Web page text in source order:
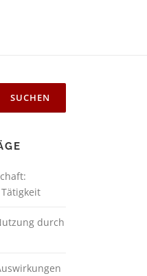
durch